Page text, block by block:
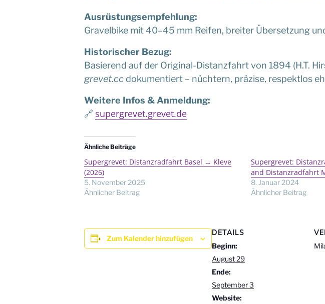
Ausrüstungsempfehlung:
Gravelbike mit 40–45 mm Reifen, breiter Übersetzung
Historischer Bezug:
Basierend auf der Original-Distanzfahrt von 1894 (H.T.
grevet.cc dokumentiert – nüchtern, präzise, respektlos
Weitere Infos & Anmeldung:
🔗 supergrevet.grevet.de
Ähnliche Beiträge
Supergrevet: Distanzradfahrt Basel → Kleve
(2026)
5. November 2025
Ähnlicher Beitrag
Supergrevet:
and Distanzradfahrt
8. Januar 2024
Ähnlicher Beitrag
Zum Kalender hinzufügen
DETAILS
Beginn:
August 29
Ende:
September 3
Website: